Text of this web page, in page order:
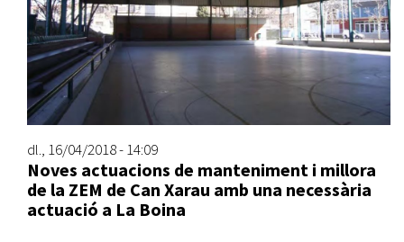
dl., 16/04/2018 - 14:09
Noves actuacions de manteniment i millora
de la ZEM de Can Xarau amb una necessària
actuació a La Boina